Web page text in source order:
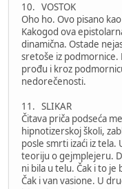
10. VOSTOK
Oho ho. Ovo pisano
Kakogod ova
dinamična. Ostade
sretoše iz podmornice.
prođu i kroz
nedorečenosti.
11. SLIKAR
Čitava priča podseća
hipnotizerskoj školi,
posle smrti izaći iz tela.
teoriju o gejmplejeru.
ni bila u telu. Čak i to je
Čak i van vasione. U